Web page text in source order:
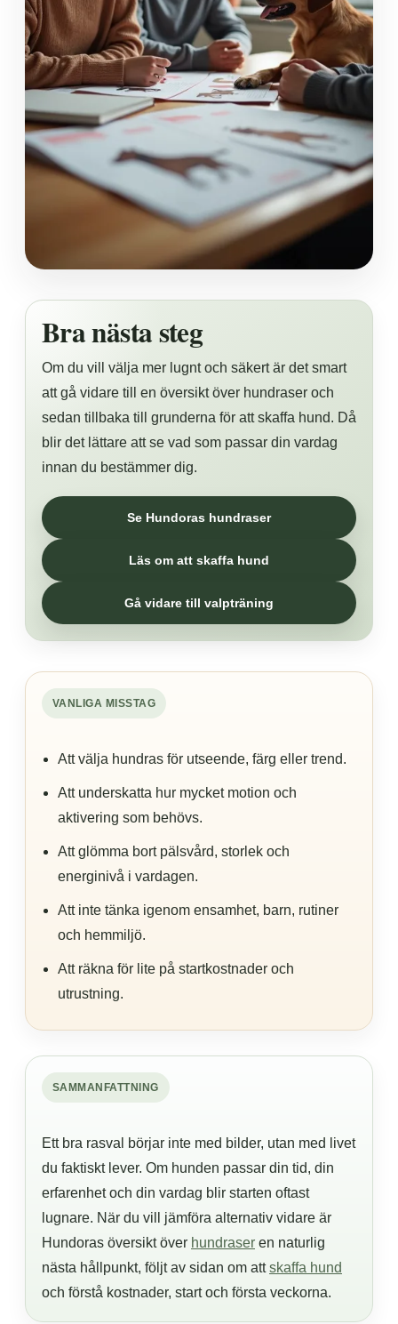
Bra nästa steg
Om du vill välja mer lugnt och säkert är det smart
att gå vidare till en översikt över hundraser och
sedan tillbaka till grunderna för att skaffa hund. Då
blir det lättare att se vad som passar din vardag
innan du bestämmer dig.
Se Hundoras hundraser
Läs om att skaffa hund
Gå vidare till valpträning
VANLIGA MISSTAG
Att välja hundras för utseende, färg eller trend.
Att underskatta hur mycket motion och
aktivering som behövs.
Att glömma bort pälsvård, storlek och
energinivå i vardagen.
Att inte tänka igenom ensamhet, barn, rutiner
och hemmiljö.
Att räkna för lite på startkostnader och
utrustning.
SAMMANFATTNING
Ett bra rasval börjar inte med bilder, utan med livet
du faktiskt lever. Om hunden passar din tid, din
erfarenhet och din vardag blir starten oftast
lugnare. När du vill jämföra alternativ vidare är
Hundoras översikt över hundraser en naturlig
nästa hållpunkt, följt av sidan om attskaffa hund
och förstå kostnader, start och första veckorna.